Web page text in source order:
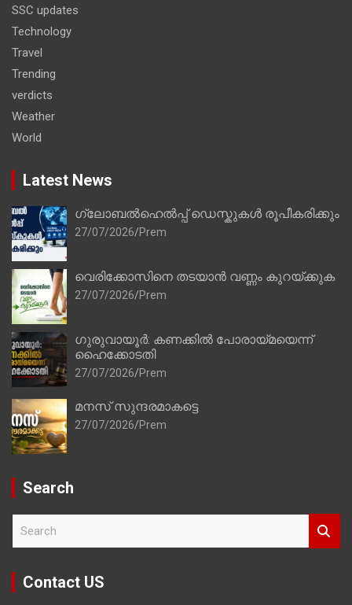
SSC updates
Technology
Travel
Trending
verdicts
Weather
World
Latest News
ഗ്ലോബൽഹെൽപ്പ് ഡെസ്കുകൾ രൂപീകരിക്കും
27/07/2026 Prem
വെരിക്കോസിനെ തടയാൻ വണ്ണം കുറയ്ക്കുക
27/07/2026 Prem
ഗുരുവായൂർ: കണക്കിൽ പോരായ്മയെന്ന്
ഹൈക്കോടതി
27/07/2026 Prem
മനസ് സുന്ദരമാകട്ടെ
27/07/2026 Prem
Search
r
Contact US